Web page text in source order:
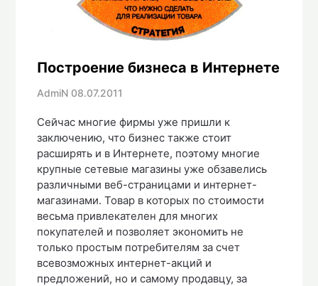
Построение бизнеса в Интернете
AdmiN 08.07.2011
Сейчас многие фирмы уже пришли к
заключению, что бизнес также стоит
расширять и в Интернете, поэтому многие
крупные сетевые магазины уже обзавелись
различными веб-страницами и интернет-
магазинами. Товар в которых по стоимости
весьма привлекателен для многих
покупателей и позволяет экономить не
только простым потребителям за счет
всевозможных интернет-акций и
предложений, но и самому продавцу, за